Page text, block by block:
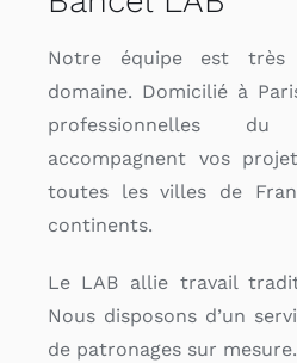
Notre équipe est très
domaine. Domicilié à
professionnelles
accompagnent vos
toutes les villes de
continents.
Le LAB allie travail
Nous disposons d’un
de patronages sur mesure.